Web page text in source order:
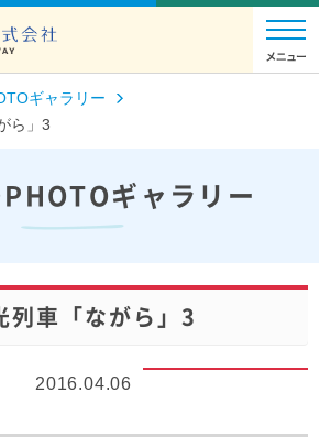
ギャラリー
ら」3
ギャラリー
車「ながら」3
2016.04.06